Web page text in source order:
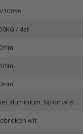
/ 4st
aluminium, Nylon wiel
wit